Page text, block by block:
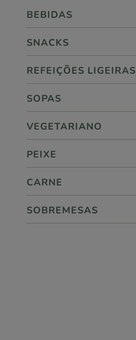
BEBIDAS
SNACKS
REFEIÇÕES LIGEIRAS
SOPAS
VEGETARIANO
PEIXE
CARNE
SOBREMESAS